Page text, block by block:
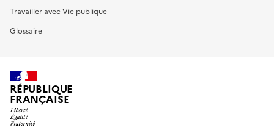
Travailler avec Vie publique
Glossaire
RÉPUBLIQUE
FRANÇAISE